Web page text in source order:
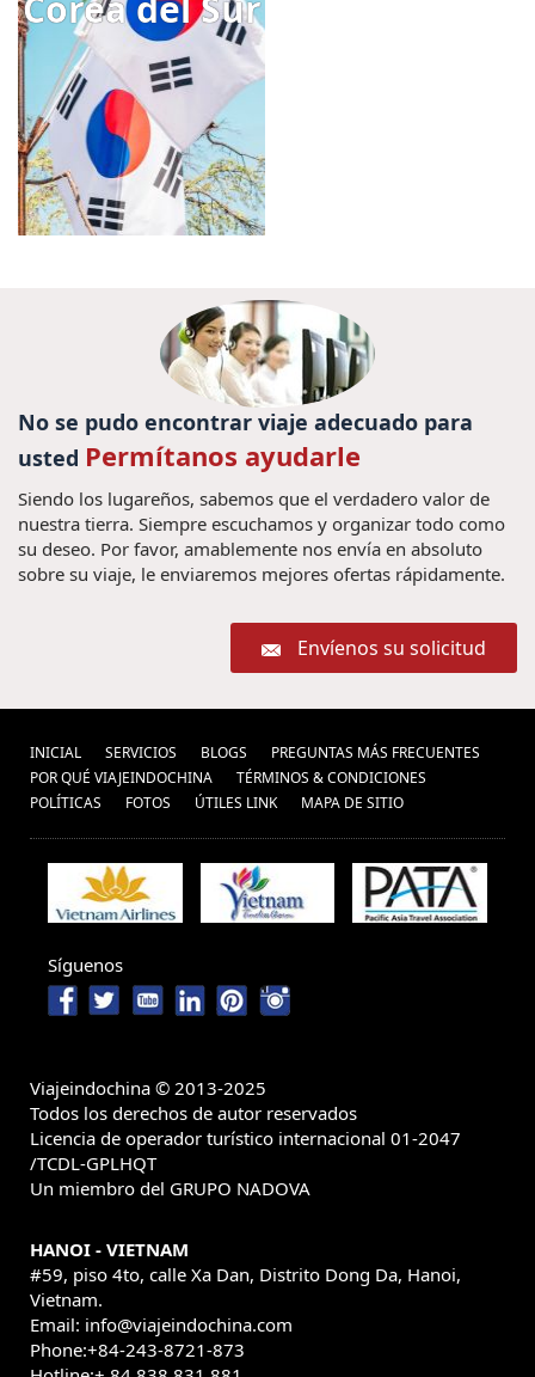
No se pudo encontrar viaje adecuado para
usted Permítanos ayudarle
Siendo los lugareños, sabemos que el verdadero valor de
nuestra tierra. Siempre escuchamos y organizar todo como
su deseo. Por favor, amablemente nos envía en absoluto
sobre su viaje, le enviaremos mejores ofertas rápidamente.
Envíenos su solicitud
INICIAL SERVICIOS BLOGS
PREGUNTAS MÁS FRECUENTES
POR QUÉ VIAJEINDOCHINA
TÉRMINOS & CONDICIONES
POLÍ­TICAS
FOTOS ÚTILES LINK MAPA DE SITIO
Síguenos
Viajeindochina © 2013-2025
Todos los derechos de autor reservados
Licencia de operador turístico internacional 01-2047
/TCDL-GPLHQT
Un miembro del GRUPO NADOVA
HANOI - VIETNAM
#59, piso 4to, calle Xa Dan, Distrito Dong Da, Hanoi,
Vietnam.
Email: info@viajeindochina.com
Phone:+84-243-8721-873